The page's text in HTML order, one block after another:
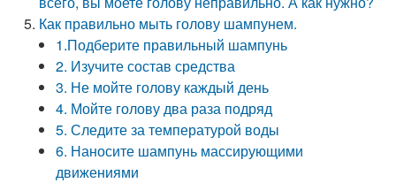
Как правильно мыть голову шампунем.
1.Подберите правильный шампунь
2. Изучите состав средства
3. Не мойте голову каждый день
4. Мойте голову два раза подряд
5. Следите за температурой воды
6. Наносите шампунь массирующими
движениями